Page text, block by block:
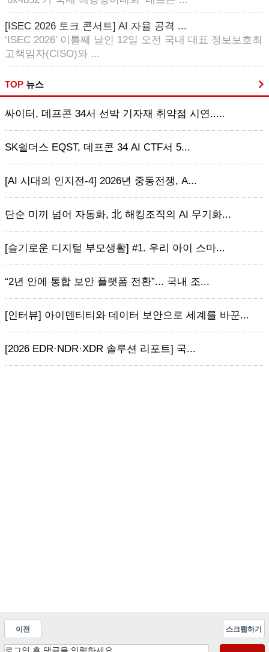
[ISEC 2026 토크 콘서트] AI 자율 공격 ...
‘ISEC 2026’ 이틀째 날인 12일 오전 국내 대표 정보보호최
고책임자(CISO)와 ...
TOP 뉴스
싸이터, 데프콘 34서 선박 기자재 취약점 시연.....
SK쉴더스 EQST, 데프콘 34 AI CTF서 5...
[AI 시대의 인지전-4] 2026년 중동전쟁, A...
단순 미끼 넘어 자동화, 北 해킹조직의 AI 무기화...
[슬기로운 디지털 부모생활] #1. 우리 아이 스마...
“2년 안에 통합 보안 플랫폼 전환”... 국내 조...
[인터뷰] 아이덴티티와 데이터 보안으로 세계를 바꾼...
[2026 EDR·NDR·XDR 솔루션 리포트] 국...
이전 스크랩하기